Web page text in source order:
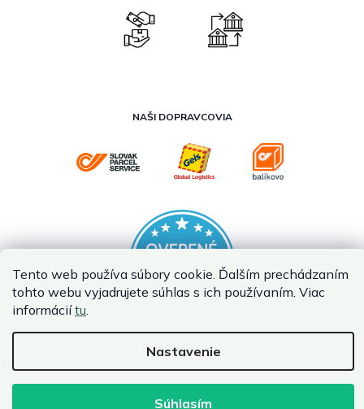
Tento web používa súbory cookie. Ďalším prechádzaním
tohto webu vyjadrujete súhlas s ich používaním. Viac
informáciítu.
Nastavenie
Súhlasím
NAŠI DOPRAVCOVIA
Vytvoril Shoptet Premium